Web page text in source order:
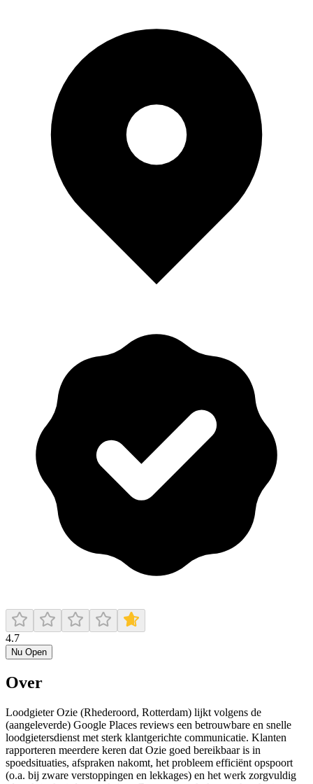
4.7
Nu Open
Over
Loodgieter Ozie (Rhederoord, Rotterdam) lijkt volgens de
(aangeleverde) Google Places reviews een betrouwbare en snelle
loodgietersdienst met sterk klantgerichte communicatie. Klanten
rapporteren meerdere keren dat Ozie goed bereikbaar is in
spoedsituaties, afspraken nakomt, het probleem efficiënt opspoort
(o.a. bij zware verstoppingen en lekkages) en het werk zorgvuldig